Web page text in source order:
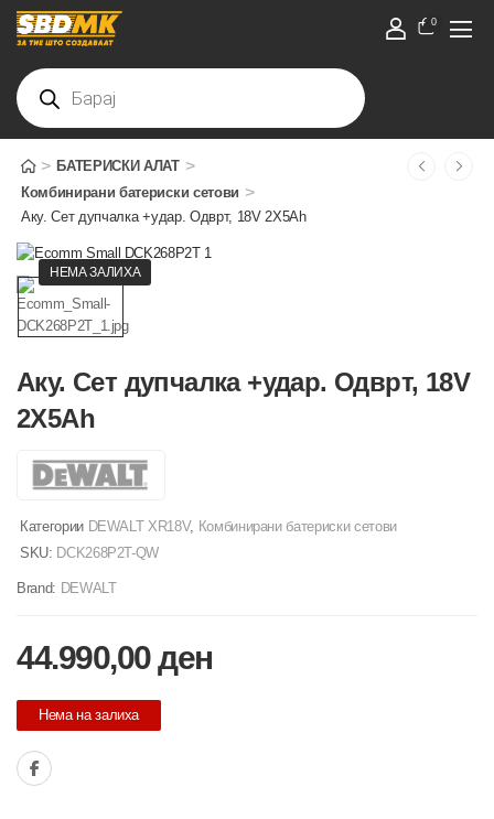
0
> БАТЕРИСКИ АЛАТ >
Комбинирани батериски сетови >
Аку. Сет дупчалка +удар. Одврт, 18V 2X5Ah
НЕМА ЗАЛИХА
Аку. Сет дупчалка +удар. Одврт, 18V
2X5Ah
Категории DEWALT XR18V, Комбинирани батериски сетови
SKU: DCK268P2T-QW
Brand: DEWALT
44.990,00ден
Нема на залиха